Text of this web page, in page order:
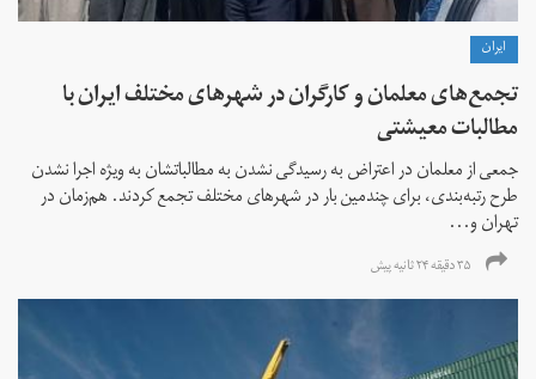
ايران
تجمع‌های معلمان و کارگران در شهرهای مختلف ایران با
مطالبات معیشتی
جمعی از معلمان در اعتراض به رسیدگی نشدن به مطالباتشان به ویژه اجرا نشدن
طرح رتبه‌بندی، برای چندمین بار در شهرهای مختلف تجمع کردند. هم‌زمان در
تهران و...
۳۵ دقیقه ۲۴ ثانیه پیش